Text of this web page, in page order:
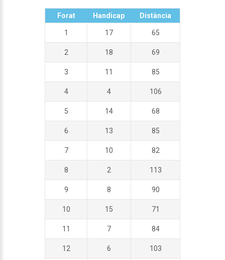
Forat Handicap Distància
1 17 65
2 18 69
3 11 85
4 4 106
5 14 68
6 13 85
7 10 82
8 2 113
9 8 90
10 15 71
11 7 84
12 6 103